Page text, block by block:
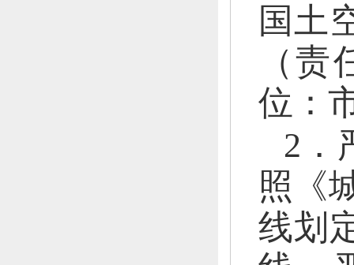
国土
（责
位：
2．
照《
线划